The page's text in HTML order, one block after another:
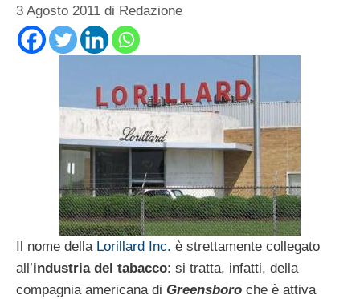
3 Agosto 2011 di Redazione
Il nome della Lorillard Inc. è strettamente collegato
all’industria del tabacco: si tratta, infatti, della
compagnia americana di Greensboro che è attiva